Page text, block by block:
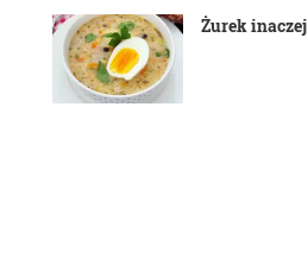
Żurek inaczej